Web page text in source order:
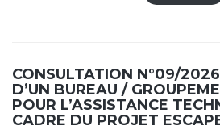
CONSULTATION N°09/
D’UN BUREAU /
POUR L’ASSISTANCE
CADRE DU PROJET